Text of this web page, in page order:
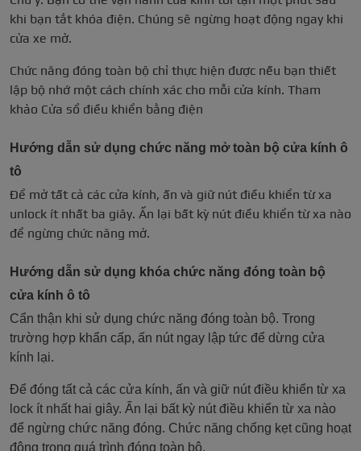
khi bạn tắt khóa điện. Chúng sẽ ngừng hoạt động ngay khi
cửa xe mở.
Chức năng đóng toàn bộ chỉ thực hiện được nếu bạn thiết
lập bộ nhớ một cách chính xác cho mỗi cửa kính. Tham
khảo Cửa sổ điều khiển bằng điện
Hướng dẫn sử dụng chức năng mở toàn bộ cửa kính ô
tô
Để mở tất cả các cửa kính, ấn và giữ nút điều khiển từ xa
unlock ít nhất ba giây. Ấn lại bất kỳ nút điều khiển từ xa nào
để ngừng chức năng mở.
Hướng dẫn sử dụng khóa chức năng đóng toàn bộ
cửa kính ô tô
Cẩn thận khi sử dụng chức năng đóng toàn bộ. Trong
trường hợp khẩn cấp, ấn nút ngay lập tức để dừng cửa
kính lại.
Để đóng tất cả các cửa kính, ấn và giữ nút điều khiển từ xa
lock ít nhất hai giây. Ấn lại bất kỳ nút điều khiển từ xa nào
để ngừng chức năng đóng. Chức năng chống kẹt cũng hoạt
động trong quá trình đóng toàn bộ.